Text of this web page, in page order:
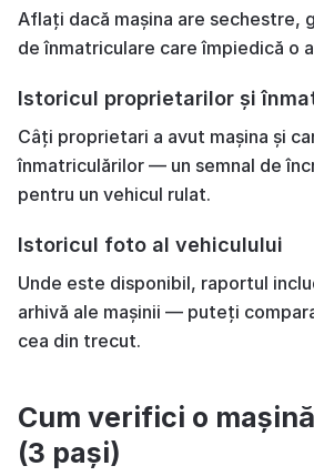
Aflați dacă mașina are sechestre,
de înmatriculare care împiedică o
Istoricul proprietarilor și
Câți proprietari a avut mașina și
înmatriculărilor — un semnal de
pentru un vehicul rulat.
Istoricul foto al vehiculului
Unde este disponibil, raportul
arhivă ale mașinii — puteți
cea din trecut.
Cum verifici o
(3 pași)